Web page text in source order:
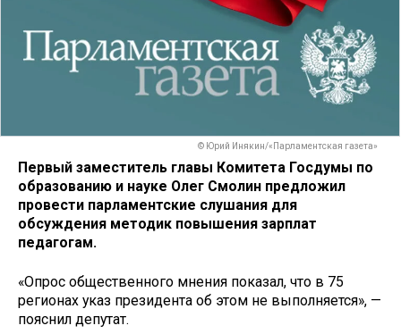
© Юрий Инякин/«Парламентская газета»
Первый заместитель главы Комитета Госдумы по
образованию и науке Олег Смолин предложил
провести парламентские слушания для
обсуждения методик повышения зарплат
педагогам.
«Опрос общественного мнения показал, что в 75
регионах указ президента об этом не выполняется», —
пояснил депутат.